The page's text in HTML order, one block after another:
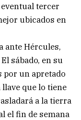
tercer
ubicados en
ante Hércules,
sábado, en su
por un apretado
llave que lo tiene
a la tierra
el fin de semana